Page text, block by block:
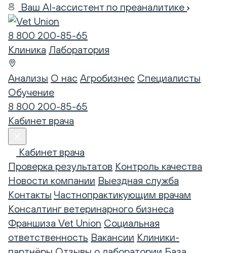
Ваш AI-ассистент по преаналитике
8 800 200-85-65
Клиника Лаборатория
Анализы О нас Агробизнес Специалисты
Обучение
8 800 200-85-65
Кабинет врача
Кабинет врача
Проверка результатов Контроль качества
Новости компании Выездная служба
Контакты Частнопрактикующим врачам
Консалтинг ветеринарного бизнеса
Франшиза Vet Union Социальная
ответственность Вакансии Клиники-